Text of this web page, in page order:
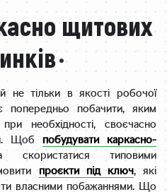
щитових
не тільки в якості робочої
попередньо побачити, яким
необхідності, своєчасно
Щоб побудувати каркасно-
типовими
проєкти під ключ, які
власними побажаннями. Що